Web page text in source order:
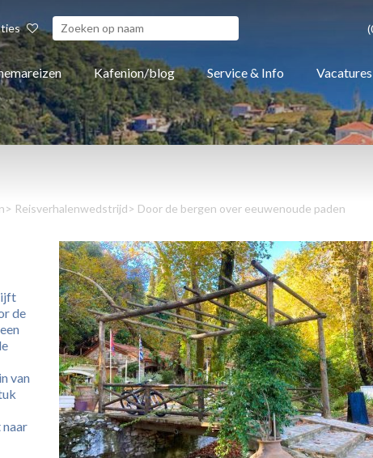
Kafenion/blog Service & Info Vacatures
> Reisverhalenwedstrijd> Door de bergen over eeuwenoude paden
de
van